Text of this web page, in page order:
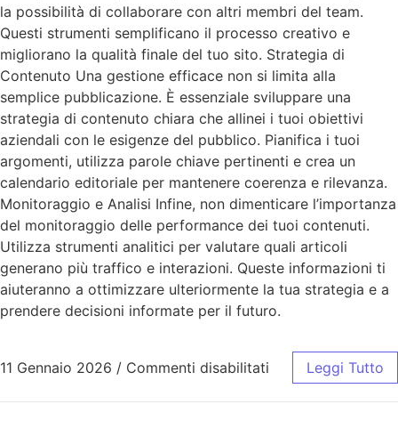
la possibilità di collaborare con altri membri del team.
Questi strumenti semplificano il processo creativo e
migliorano la qualità finale del tuo sito. Strategia di
Contenuto Una gestione efficace non si limita alla
semplice pubblicazione. È essenziale sviluppare una
strategia di contenuto chiara che allinei i tuoi obiettivi
aziendali con le esigenze del pubblico. Pianifica i tuoi
argomenti, utilizza parole chiave pertinenti e crea un
calendario editoriale per mantenere coerenza e rilevanza.
Monitoraggio e Analisi Infine, non dimenticare l’importanza
del monitoraggio delle performance dei tuoi contenuti.
Utilizza strumenti analitici per valutare quali articoli
generano più traffico e interazioni. Queste informazioni ti
aiuteranno a ottimizzare ulteriormente la tua strategia e a
prendere decisioni informate per il futuro.
11 Gennaio 2026 / Commenti disabilitati Leggi Tutto